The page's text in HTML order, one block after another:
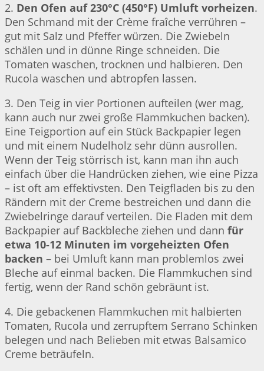
2. Den Ofen auf 230°C (450°F) Umluft vorheizen.
Den Schmand mit der Crème fraîche verrühren –
gut mit Salz und Pfeffer würzen. Die Zwiebeln
schälen und in dünne Ringe schneiden. Die
Tomaten waschen, trocknen und halbieren. Den
Rucola waschen und abtropfen lassen.
3. Den Teig in vier Portionen aufteilen (wer mag,
kann auch nur zwei große Flammkuchen backen).
Eine Teigportion auf ein Stück Backpapier legen
und mit einem Nudelholz sehr dünn ausrollen.
Wenn der Teig störrisch ist, kann man ihn auch
einfach über die Handrücken ziehen, wie eine Pizza
– ist oft am effektivsten. Den Teigfladen bis zu den
Rändern mit der Creme bestreichen und dann die
Zwiebelringe darauf verteilen. Die Fladen mit dem
Backpapier auf Backbleche ziehen und dann für
etwa 10-12 Minuten im vorgeheizten Ofen
backen – bei Umluft kann man problemlos zwei
Bleche auf einmal backen. Die Flammkuchen sind
fertig, wenn der Rand schön gebräunt ist.
4. Die gebackenen Flammkuchen mit halbierten
Tomaten, Rucola und zerrupftem Serrano Schinken
belegen und nach Belieben mit etwas Balsamico
Creme beträufeln.